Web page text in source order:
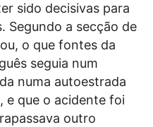
sido decisivas para
Segundo a secção de
o que fontes da
seguia num
numa autoestrada
e que o acidente foi
outro